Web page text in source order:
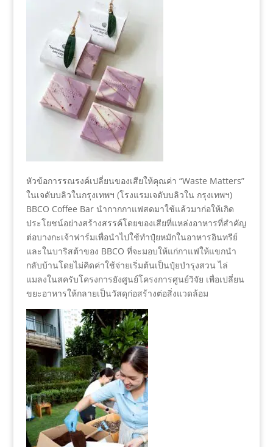
หัวข้อการรณรงค์เปลี่ยนของเสียให้คุณค่า “Waste Matters”
ในเจดับบลิวในกรุงเทพฯ (โรงแรมเจดับบลิวใน กรุงเทพฯ)
BBCO Coffee Bar นำกากกาแฟสดมาใช้แล้วมาก่อให้เกิด
ประโยชน์อย่างสร้างสรรค์โดยของเสียที่แหล่งอาหารที่สำคัญ
ต่อบางกะเจ้าฟาร์มเพื่อนำไปใช้ทำปุ๋ยหมักในอาหารอินทรีย์
และในบาริสต้าของ BBCO ที่จะมอบให้แก่กาแฟให้แขกนำ
กลับบ้านโดยไม่คิดค่าใช้จ่ายเริ่มต้นเป็นปุ๋ยบำรุงสวน ไล่
แมลงในสครับโครงการยังศูนย์โครงการศูนย์วิจัย เพื่อเปลี่ยน
ขยะอาหารให้กลายเป็นวัสดุก่อสร้างต่อสิ่งแวดล้อม